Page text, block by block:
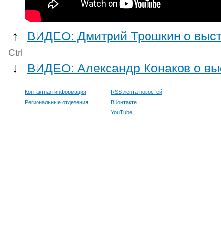
↑ ВИДЕО: Дмитрий Трошкин о
Ctrl
↓ ВИДЕО: Александр Конаков о
Контактная информация
Региональные отделения
RSS лента новостей
ВКонтакте
YouTube